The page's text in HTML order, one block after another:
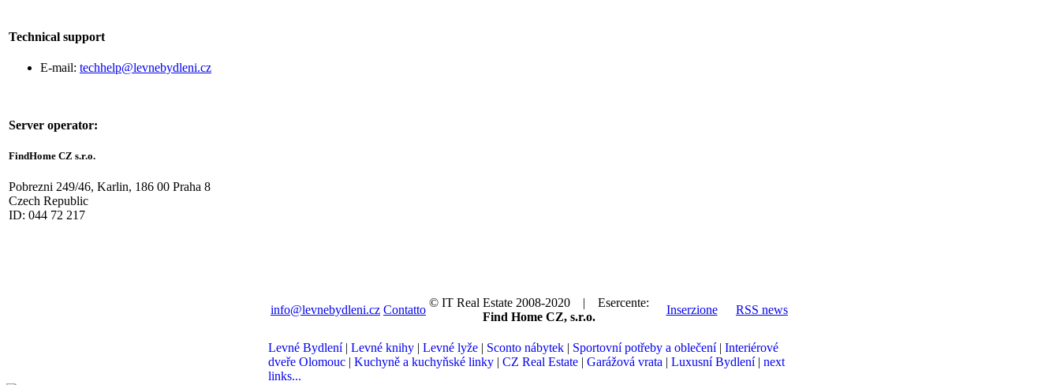
Technical support
E-mail: techhelp@levnebydleni.cz
Server operator:
FindHome CZ s.r.o.
Pobrezni 249/46, Karlin, 186 00 Praha 8
Czech Republic
ID: 044 72 217
info@levnebydleni.cz Contatto
© IT Real Estate 2008-2020 | Esercente:
Find Home CZ, s.r.o.
Inserzione RSS news
Levné Bydlení| Levné knihy | Levné lyže | Sconto nábytek | Sportovní potřeby a oblečení| Interiérové
dveře Olomouc | Kuchyně a kuchyňské linky | CZ Real Estate | Garážová vrata | Luxusní Bydlení| next
links...